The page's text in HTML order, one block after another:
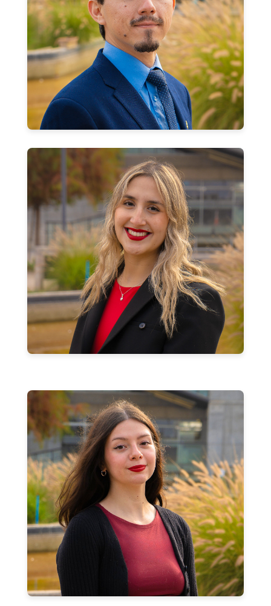
Coordinador de Prácticas y Examen de Grado
paul.barros@usach.cl
Josefina Méndez Astudillo
Coordinadora Unidad de Vinculación con el Medio
josefina.mendez@usach.cl
Francisca Riquelme Briones
Coordinadora de Promoción y Ventas
francisca.riquelme.b@usach.cl